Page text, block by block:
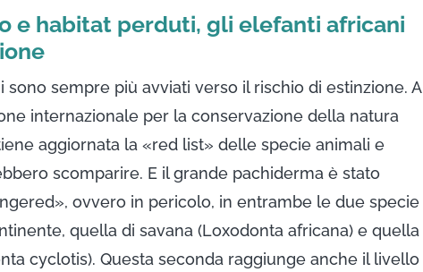
e habitat perduti, gli elefanti africani
sono sempre più avviati verso il rischio di estinzione. A
internazionale per la conservazione della natura
aggiornata la «red list» delle specie animali e
scomparire. E il grande pachiderma è stato
ovvero in pericolo, in entrambe le due specie
quella di savana (Loxodonta africana) e quella
cyclotis). Questa seconda raggiunge anche il livello